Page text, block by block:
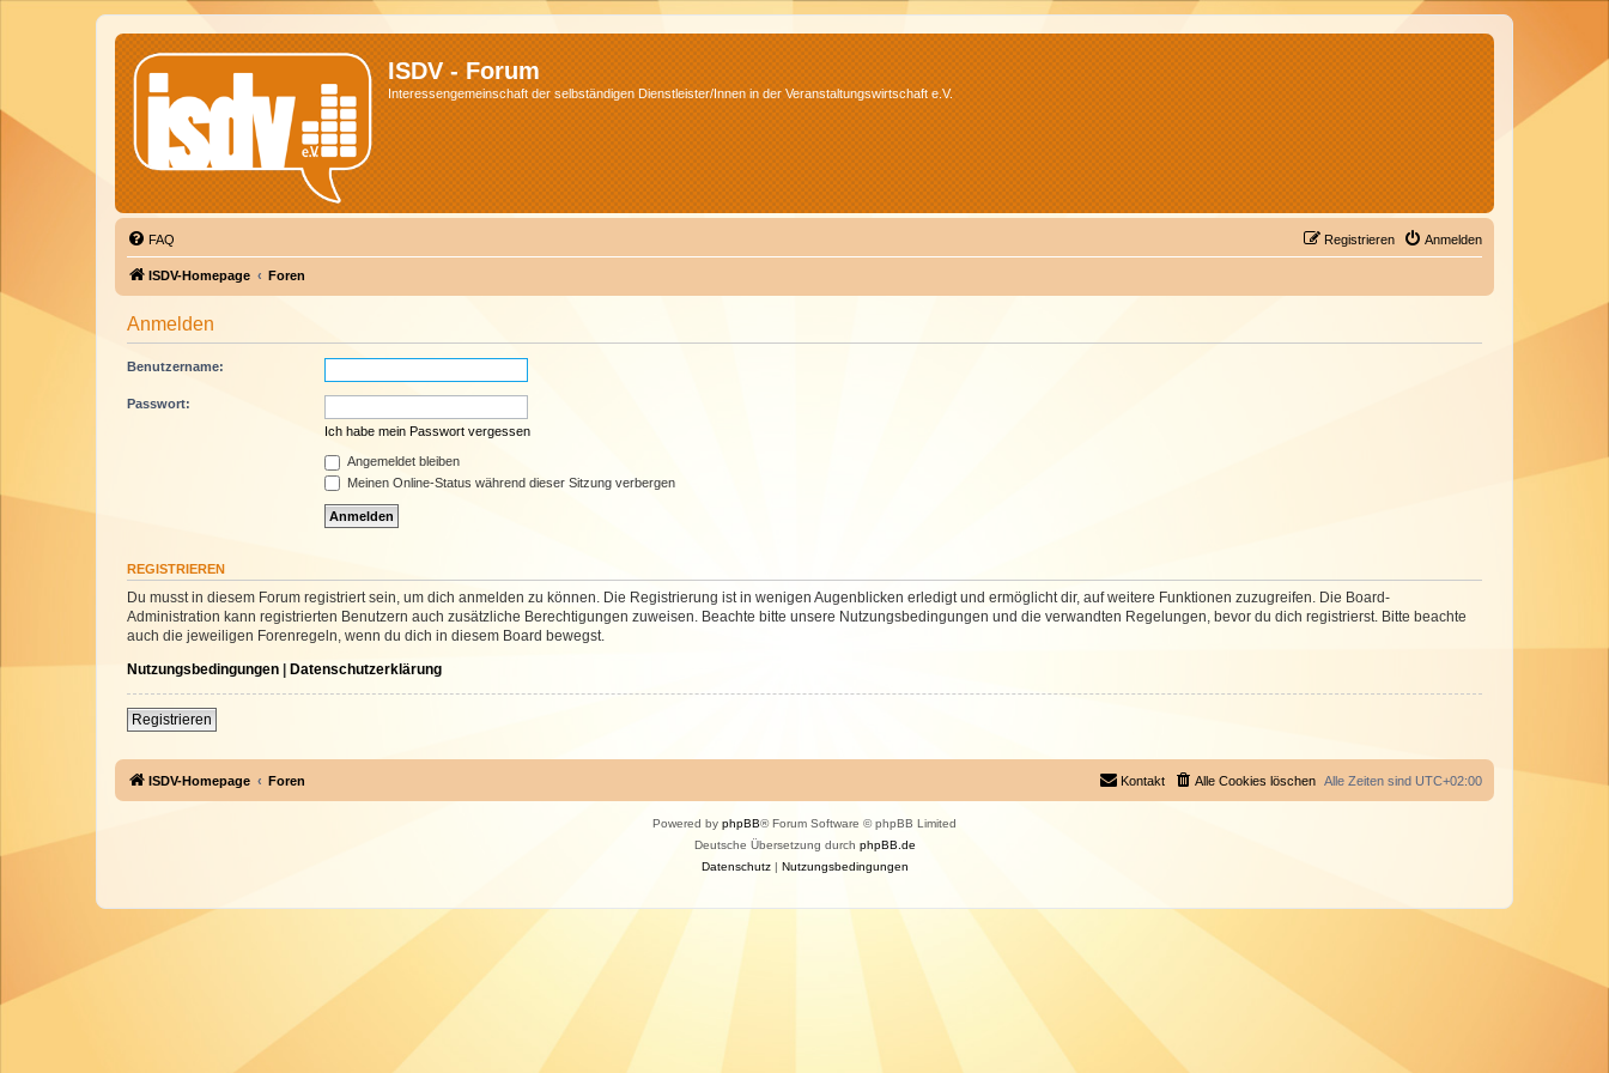
ISDV - Forum
Interessengemeinschaft der selbständigen Dienstleister/Innen in der Veranstaltungswirtschaft e.V.
FAQ Anmelden
Registrieren
ISDV-Homepage Foren
Anmelden
Benutzername:
Passwort:
Ich habe mein Passwort vergessen
Angemeldet bleiben
Meinen Online-Status während dieser Sitzung verbergen
REGISTRIEREN
Du musst in diesem Forum registriert sein, um dich anmelden zu können. Die Registrierung ist in wenigen Augenblicken erledigt und ermöglicht dir, auf weitere Funktionen zuzugreifen. Die Board-
Administration kann registrierten Benutzern auch zusätzliche Berechtigungen zuweisen. Beachte bitte unsere Nutzungsbedingungen und die verwandten Regelungen, bevor du dich registrierst. Bitte beachte
auch die jeweiligen Forenregeln, wenn du dich in diesem Board bewegst.
Nutzungsbedingungen | Datenschutzerklärung
Registrieren
ISDV-Homepage Foren Alle Zeiten sind UTC+02:00
Alle Cookies löschen
Kontakt
Powered by phpBB® Forum Software © phpBB Limited
Deutsche Übersetzung durch phpBB.de
Datenschutz| Nutzungsbedingungen